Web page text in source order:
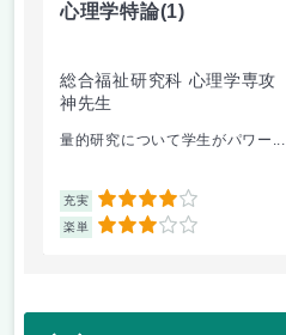
心理学特論(1)
総合福祉研究科 心理学専攻
神先生
量的研究について学生がパワー...
充実 4
楽単 3